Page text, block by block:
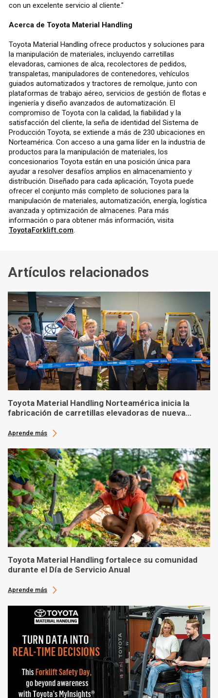
con un excelente servicio al cliente."
Acerca de Toyota Material Handling
Toyota Material Handling ofrece productos y soluciones para
la manipulación de materiales, incluyendo carretillas
elevadoras, camiones de alca, recolectores de pedidos,
transpaletas, manipuladores de contenedores, vehículos
guiados automatizados y tractores de remolque, junto con
plataformas de trabajo aéreo, servicios de gestión de flotas e
ingeniería y diseño avanzados de automatización. El
compromiso de Toyota con la calidad, la fiabilidad y la
satisfacción del cliente, la seña de identidad del Sistema de
Producción Toyota, se extiende a más de 230 ubicaciones en
Norteamérica. Con acceso a una gama líder en la industria de
productos para la manipulación de materiales, los
concesionarios Toyota están en una posición única para
ayudar a resolver desafíos amplios en almacenamiento y
distribución. Diseñado para cada aplicación, Toyota puede
ofrecer el conjunto más completo de soluciones para la
manipulación de materiales, automatización, energía, logística
avanzada y optimización de almacenes. Para más
información o para obtener más información, visita
ToyotaForklift.com
Artículos relacionados
Toyota Material Handling Norteamérica inicia la
fabricación de carretillas elevadoras de nueva
Aprende más
Toyota Material Handling fortalece su comunidad
durante el Día de Servicio Anual
Aprende más